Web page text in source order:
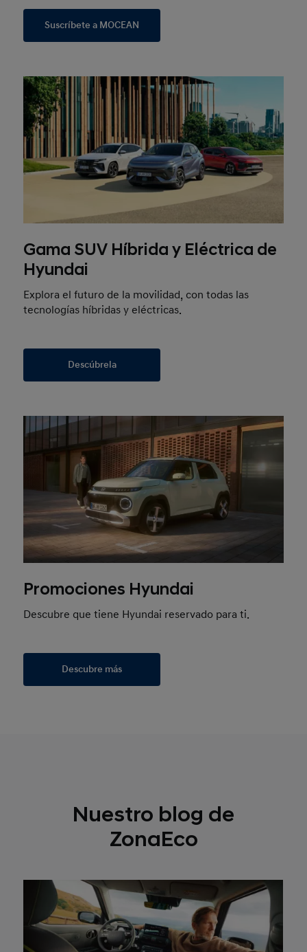
Suscríbete a MOCEAN
Gama SUV Híbrida y Eléctrica de
Hyundai
Explora el futuro de la movilidad, con todas las
tecnologías híbridas y eléctricas.
Descúbrela
Promociones Hyundai
Descubre que tiene Hyundai reservado para ti.
Descubre más
Nuestro blog de
ZonaEco